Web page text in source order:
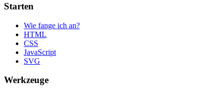
Starten
Wie fange ich an?
HTML
CSS
JavaScript
SVG
Werkzeuge